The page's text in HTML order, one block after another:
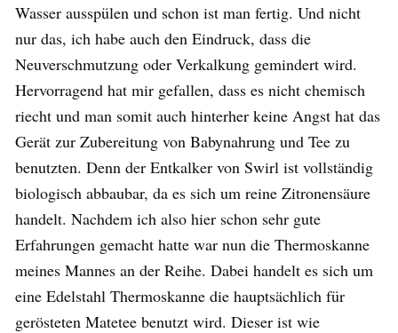
Wasser ausspülen und schon ist man fertig. Und nicht
nur das, ich habe auch den Eindruck, dass die
Neuverschmutzung oder Verkalkung gemindert wird.
Hervorragend hat mir gefallen, dass es nicht chemisch
riecht und man somit auch hinterher keine Angst hat das
Gerät zur Zubereitung von Babynahrung und Tee zu
benutzten. Denn der Entkalker von Swirl ist vollständig
biologisch abbaubar, da es sich um reine Zitronensäure
handelt. Nachdem ich also hier schon sehr gute
Erfahrungen gemacht hatte war nun die Thermoskanne
meines Mannes an der Reihe. Dabei handelt es sich um
eine Edelstahl Thermoskanne die hauptsächlich für
gerösteten Matetee benutzt wird. Dieser ist wie